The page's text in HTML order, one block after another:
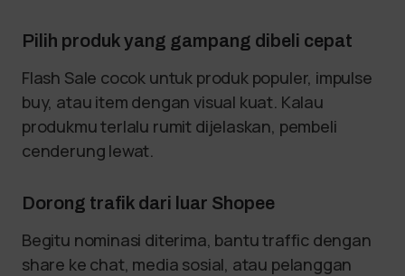
Pilih produk yang gampang dibeli cepat
Flash Sale cocok untuk produk populer, impulse
buy, atau item dengan visual kuat. Kalau
produkmu terlalu rumit dijelaskan, pembeli
cenderung lewat.
Dorong trafik dari luar Shopee
Begitu nominasi diterima, bantu traffic dengan
share ke chat, media sosial, atau pelanggan